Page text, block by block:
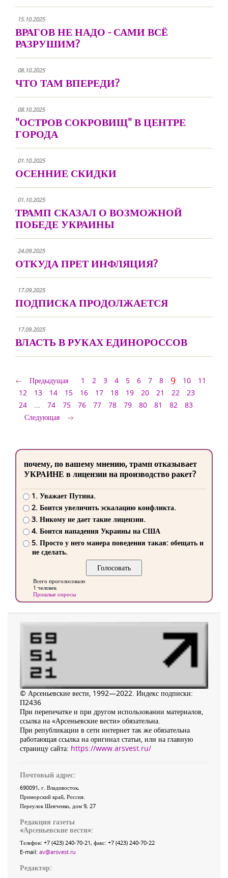
15.10.2025
ВРАГОВ НЕ НАДО - САМИ ВСЁ
РАЗРУШИМ?
08.10.2025
ЧТО ТАМ ВПЕРЕДИ?
08.10.2025
"ОСТРОВ СОКРОВИЩ" В ЦЕНТРЕ
ГОРОДА
01.10.2025
ОСЕННИЕ СКИДКИ
01.10.2025
ТРАМП СКАЗАЛ О ВОЗМОЖНОЙ
ПОБЕДЕ УКРАИНЫ
24.09.2025
ОТКУДА ПРЕТ ИНФЛЯЦИЯ?
17.09.2025
ПОДПИСКА ПРОДОЛЖАЕТСЯ
17.09.2025
ВЛАСТЬ В РУКАХ ЕДИНОРОССОВ
Предыдущая 1 2 3 4 5 6 7 8 9 10
11
12
13 14 15 16 17 18 19 20 21 22
23
24
... 74 75 76 77 78 79 80 81 82
83
Следующая
почему, по вашему мнению, трамп отказывает
УКРАИНЕ в лицензии на производство ракет?
1. Уважает Путина.
2. Боится увеличить эскалацию конфликта.
3. Никому не дает такие лицензии.
4. Боится нападения Украины на США
5. Просто у него манера поведения такая: обещать и
не сделать.
Всего проголосовало
1 человек
Прошлые опросы
© Арсеньевские вести, 1992—2022. Индекс подписки:
П2436
При перепечатке и при другом использовании материалов,
ссылка на «Арсеньевские вести» обязательна.
При републикации в сети интернет так же обязательна
работающая ссылка на оригинал статьи, или на главную
страницу сайта: https://www.arsvest.ru/
Почтовый адрес:
690091, г. Владивосток,
Приморский край, Россия
Переулок Шевченко, дом 9, 27
Редакция газеты
«Арсеньевские вести»:
Телефон: +7 (423) 240-70-21, факс: +7 (423) 240-70-22
E-mail: av@arsvest.ru
Редактор: